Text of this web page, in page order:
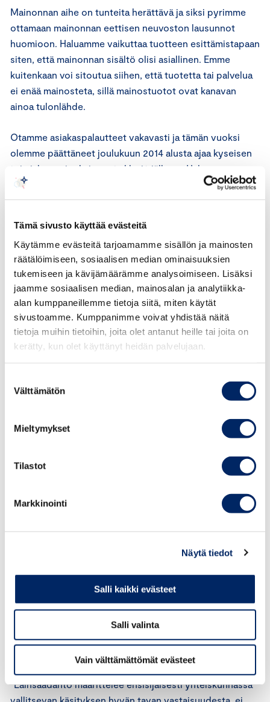
Tämä sivusto käyttää evästeitä
Käytämme evästeitä tarjoamamme sisällön ja mainosten
räätälöimiseen, sosiaalisen median ominaisuuksien
tukemiseen ja kävijämäärämme analysoimiseen. Lisäksi
jaamme sosiaalisen median, mainosalan ja analytiikka-
alan kumppaneillemme tietoja siitä, miten käytät
sivustoamme. Kumppanimme voivat yhdistää näitä
tietoja muihin tietoihin, joita olet antanut heille tai joita on
kerätty, kun olet käyttänyt heidän palvelujaan.
valinta
Välttämätön
Mieltymykset
Tilastot
Markkinointi
Näytä tiedot
Salli kaikki evästeet
Salli valinta
Vain välttämättömät evästeet
Mainonnan aihe on tunteita herättävä ja siksi pyrimme
ottamaan mainonnan eettisen neuvoston lausunnot
huomioon. Haluamme vaikuttaa tuotteen esittämistapaan
siten, että mainonnan sisältö olisi asiallinen. Emme
kuitenkaan voi sitoutua siihen, että tuotetta tai palvelua
ei enää mainosteta, sillä mainostuotot ovat kanavan
ainoa tulonlähde.
Otamme asiakaspalautteet vakavasti ja tämän vuoksi
olemme päättäneet joulukuun 2014 alusta ajaa kyseisen
toimialan mainoksia vasta klo 12 jälkeen. Haluamme
päätöksellämme rauhoittaa aamut ja aamupäivät näiltä
mainoksilta, jolloin lasten kuunteluaika on todennäköisin.
Oy Suomen Uutisradio Ab on toimittanut neuvostolle
tiedon mainosten esitysajoista.
Mainonnan eettisen neuvoston lausunto
Mainonnan eettinen neuvosto soveltaa Kansainvälisen
kauppakamarin (ICC) markkinoinnin perussääntöjä.
Perussääntöjen 1 artiklan mukaan markkinoinnin on
oltava lain ja hyvän tavan mukaista. Markkinoinnissa on
vastuu asianmukaisella tavalla. Perussääntöjen 2 artiklan
mukaan markkinointi ei saa sisältää sellaista ilmaisua,
ääntä tai kuvaa, jonka voidaan katsoa olevan hyvän tavan
vastainen kyseisessä maassa tai kulttuurissa.
kohdistetussa markkinointivälineessä ei saa markkinoida
aineistoa, joka saattaa vahingoittaa lapsia tai nuoria
mainostoimiston, julkaisijan tai muun alalla toimivan ei
tule osallistua sellaisen mainoksen tai muun
markkinointitoimenpiteen julkistamiseen, levittämiseen
tai vastaavaan menettelyyn, jos markkinoinnin
itsesääntelytoimielin on katsonut, että kyseisen
kaltainen markkinointi on sääntöjen vastaista.
”Lainsäädäntö määrittelee ensisijaisesti yhteiskunnassa